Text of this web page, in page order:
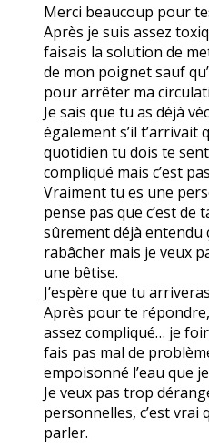
Merci beaucoup pour
Après je suis assez
faisais la solution de
de mon poignet sauf
pour arrêter ma
Je sais que tu as déjà
également s’il t’arrivait
quotidien tu dois te
compliqué mais c’est
Vraiment tu es une
pense pas que c’est de
sûrement déjà entendu
rabâcher mais je veux
une bêtise.
J’espère que tu
Après pour te
assez compliqué… je
fais pas mal de
empoisonné l’eau que
Je veux pas trop
personnelles, c’est vrai
parler.